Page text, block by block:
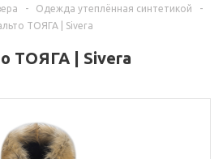
- Одежда утеплённая синтетикой
-
ТОЯГА | Sivera
ТОЯГА | Sivera